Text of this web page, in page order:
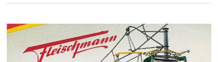
Kataloge
Kontakt